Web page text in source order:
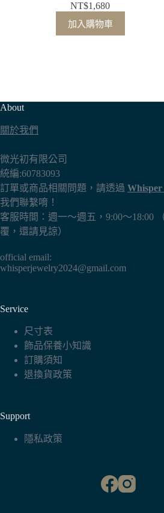
NT$1,680
加入購物車
About
關於我們
微光初有限公司
統編:60783093
訂單或商品相關問題，請透過
我們聯繫唷！
客服時間：週一～週五，9:00～18:00
覆，還請見諒）
official email:
whisperjewelry2024@gmail.com
Service
尺寸表
飾品保養小知識
訂購須知
退換貨政策
Support
隱私政策